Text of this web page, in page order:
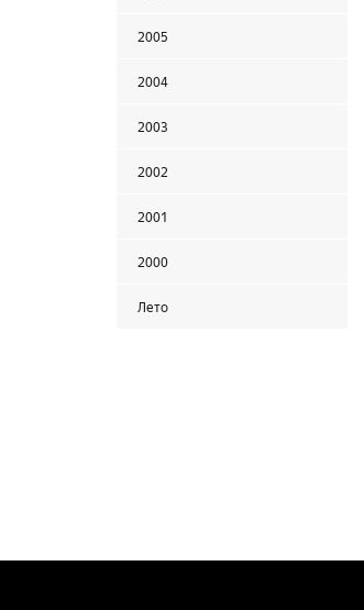
2005
2004
2003
2002
2001
2000
Лето